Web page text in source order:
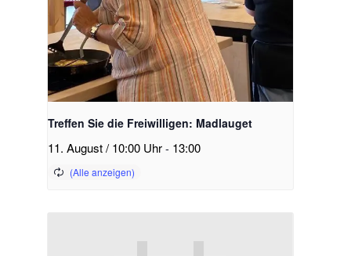
Treffen Sie die Freiwilligen: Madlauget
11. August / 10:00 Uhr- 13:00